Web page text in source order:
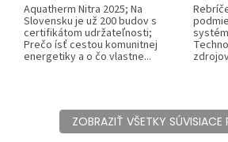
Aquatherm Nitra 2025; Na
Slovensku je už 200 budov s
certifikátom udržateľnosti;
Prečo ísť cestou komunitnej
energetiky a o čo vlastne...
ZOBRAZIŤ VŠETKY SÚVISIACE